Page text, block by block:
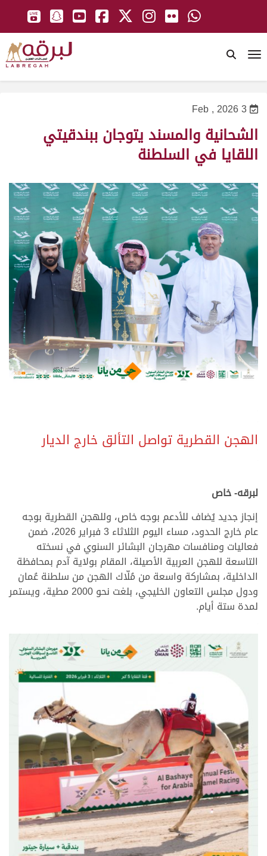
3 Feb , 2026
الشحانية والمسند يتوجان ببندقيتي
اللقايا في السلطنة
الهجن القطرية تواصل التألق خارج الديار
لبرقه- خاص
إنجاز جديد يُضاف للأدعم بوجه خاص، وللهجن القطرية بوجه
عام خارج الحدود، مساء اليوم الثلاثاء 3 فبراير 2026، ضمن
فعاليات ومنافسات مهرجان البشائر السنوي في نسخته
التاسعة للهجن العربية الأصيلة، المقام بولاية آدم بمحافظة
الداخلية، بمشاركة واسعة من مُلّاك الهجن من سلطنة عُمان
ودول مجلس التعاون الخليجي، بلغت نحو 2000 مطية، ويستمر
لمدة ستة أيام.